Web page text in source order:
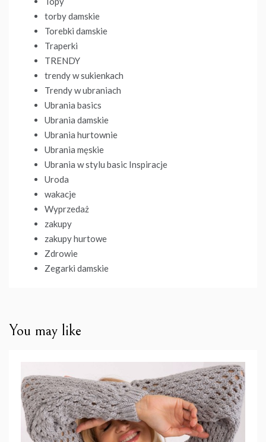
torby damskie
Torebki damskie
Traperki
TRENDY
trendy w sukienkach
Trendy w ubraniach
Ubrania basics
Ubrania damskie
Ubrania hurtownie
Ubrania męskie
Ubrania w stylu basic Inspiracje
Uroda
wakacje
Wyprzedaż
zakupy
zakupy hurtowe
Zdrowie
Zegarki damskie
You may like